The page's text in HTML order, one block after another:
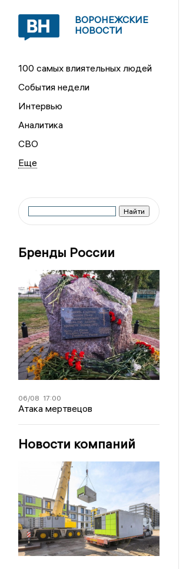
ВОРОНЕЖСКИЕ
НОВОСТИ
100 самых влиятельных людей
События недели
Интервью
Аналитика
СВО
Бренды России
06/08 17:00
Атака мертвецов
Новости компаний